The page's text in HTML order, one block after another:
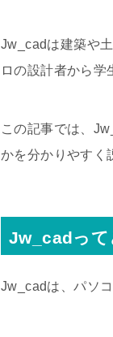
Jw_cadは建築や
ロの設計者から学
この記事では、
かを分かりやすく
Jw_cadって
Jw_cadは、パソ